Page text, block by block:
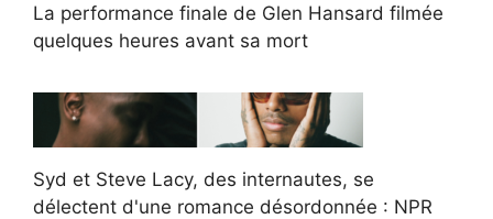
La performance finale de Glen Hansard filmée
quelques heures avant sa mort
Syd et Steve Lacy, des internautes, se
délectent d'une romance désordonnée : NPR